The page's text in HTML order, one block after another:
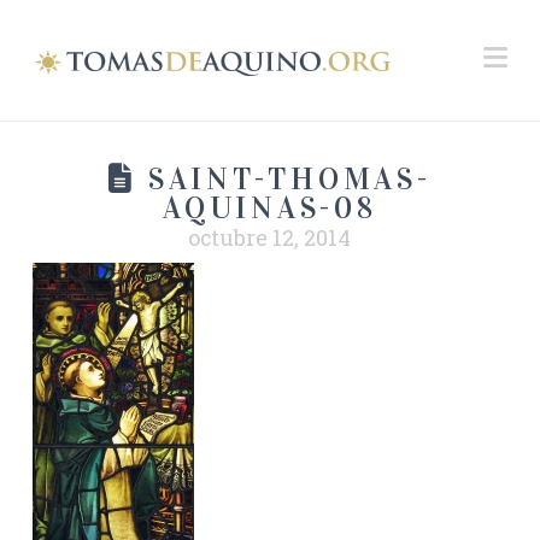
SAINT-THOMAS-
AQUINAS-08
octubre 12, 2014